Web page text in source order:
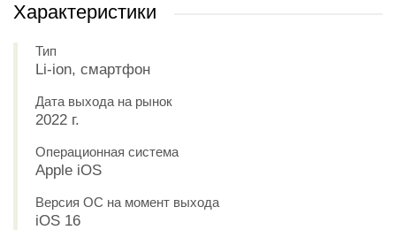
Характеристики
Тип
Li-ion, смартфон
Дата выхода на рынок
2022 г.
Операционная система
Apple iOS
Версия ОС на момент выхода
iOS 16